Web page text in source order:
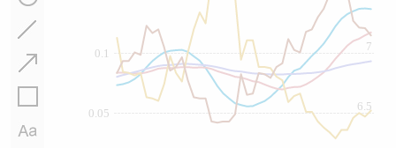
0.05
0.1
6.5
7